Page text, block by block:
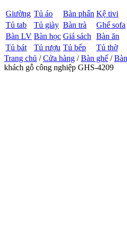
Giường Tủ áo Bàn phấn Kệ tivi
Tủ tab Tủ giày Bàn trà
Ghế sofa
Bàn LV Bàn học Giá sách Bàn ăn
Tủ bát Tủ rượu Tủ bếp
Tủ thờ
Trang chủ /Cửa hàng /Bàn ghế /
khách gỗ công nghiệp GHS-4209